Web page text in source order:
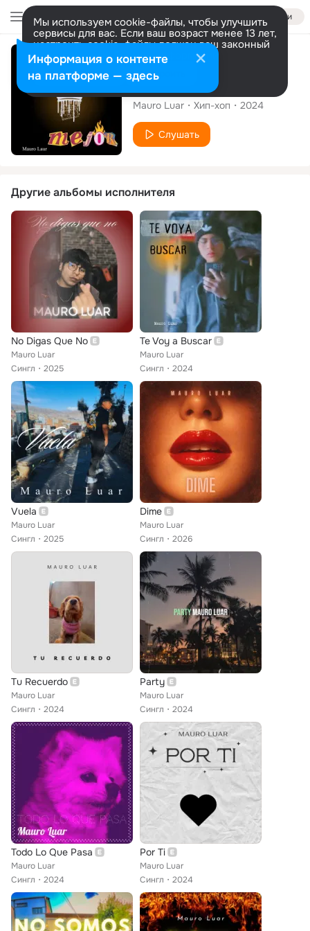
Войти
Мы используем cookie-файлы, чтобы улучшить
сервисы для вас. Если ваш возраст менее 13 лет,
настроить cookie-файлы должен ваш законный
представитель. Больше информации
Разрешить все Настроить
Сингл
Toy Mejor
Mauro Luar Хип-хоп 2024
Слушать
Другие альбомы исполнителя
No Digas Que No
Mauro Luar
Сингл
2025
Te Voy a Buscar
Mauro Luar
Сингл
2024
Vuela
Mauro Luar
Сингл
2025
Dime
Mauro Luar
Сингл
2026
Tu Recuerdo
Mauro Luar
Сингл
2024
Party
Mauro Luar
Сингл
2024
Todo Lo Que Pasa
Mauro Luar
Сингл
2024
Por Ti
Mauro Luar
Сингл
2024
Информация о контенте
на платформе — здесь